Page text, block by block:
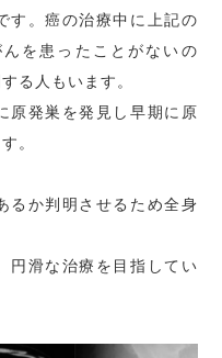
す。癌の治療中に上記の
を患ったことがないの
る人もいます。
発巣を発見し早期に原
。
るか判明させるため全身
円滑な治療を目指してい